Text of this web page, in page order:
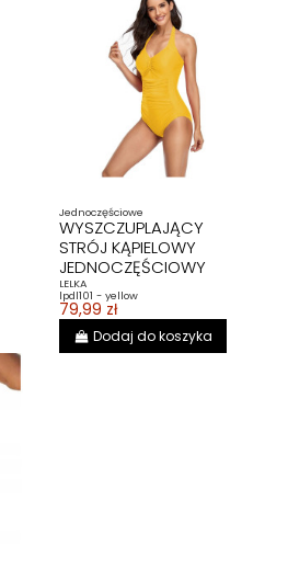
Jednoczęściowe
WYSZCZUPLAJĄCY
STRÓJ KĄPIELOWY
JEDNOCZĘŚCIOWY
LELKA
lpdl101 - yellow
79,99 zł
Dodaj do koszyka